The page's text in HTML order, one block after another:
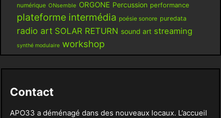
numérique ONsemble ORGONE Percussion performance
plateforme intermédia poésie sonore puredata
radio art SOLAR RETURN sound art streaming
synthé modulaire workshop
Contact
APO33 a déménagé dans des nouveaux locaux. L’accueil